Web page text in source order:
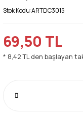
Stok Kodu:ARTDC3015
69,50 TL
* 8,42 TL den başlayan